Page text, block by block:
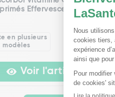
Effervescents x 15
en plusieurs
modèles
à partir de
2,50€
Voir l'article